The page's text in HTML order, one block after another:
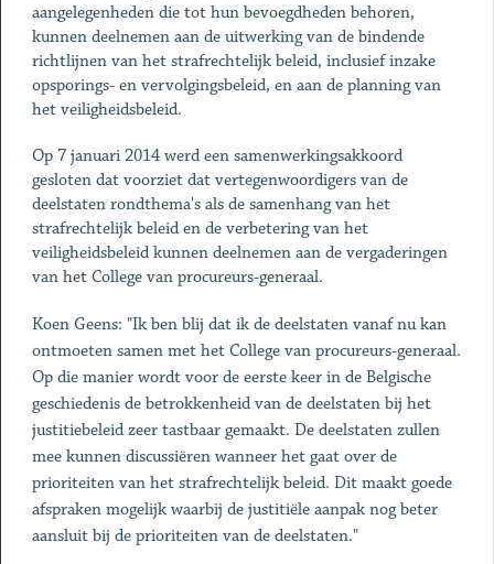
aangelegenheden die tot hun bevoegdheden behoren,
kunnen deelnemen aan de uitwerking van de bindende
richtlijnen van het strafrechtelijk beleid, inclusief inzake
opsporings- en vervolgingsbeleid, en aan de planning van
het veiligheidsbeleid.
Op 7 januari 2014 werd een samenwerkingsakkoord
gesloten dat voorziet dat vertegenwoordigers van de
deelstaten rondthema's als de samenhang van het
strafrechtelijk beleid en de verbetering van het
veiligheidsbeleid kunnen deelnemen aan de vergaderingen
van het College van procureurs-generaal.
Koen Geens: "Ik ben blij dat ik de deelstaten vanaf nu kan
ontmoeten samen met het College van procureurs-generaal.
Op die manier wordt voor de eerste keer in de Belgische
geschiedenis de betrokkenheid van de deelstaten bij het
justitiebeleid zeer tastbaar gemaakt. De deelstaten zullen
mee kunnen discussiëren wanneer het gaat over de
prioriteiten van het strafrechtelijk beleid. Dit maakt goede
afspraken mogelijk waarbij de justitiële aanpak nog beter
aansluit bij de prioriteiten van de deelstaten."